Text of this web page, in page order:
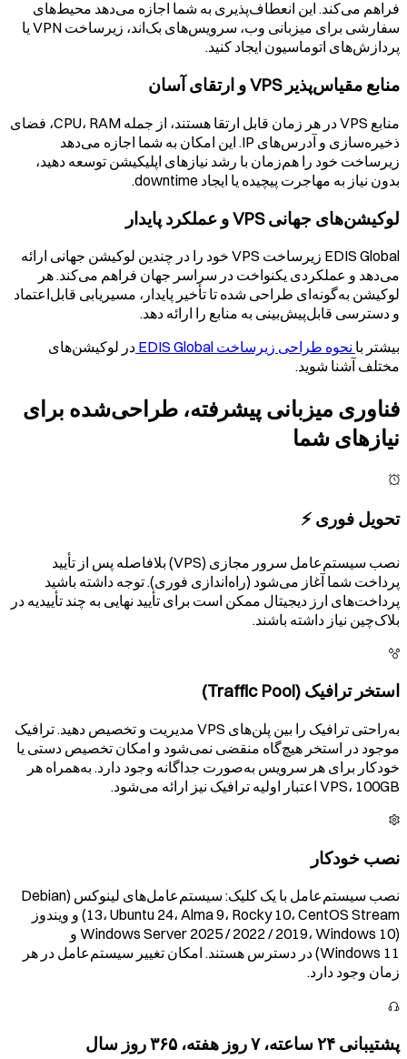
فراهم می‌کند. این انعطاف‌پذیری به شما اجازه می‌دهد محیط‌های
سفارشی برای میزبانی وب، سرویس‌های بک‌اند، زیرساخت VPN یا
پردازش‌های اتوماسیون ایجاد کنید.
منابع مقیاس‌پذیر VPS و ارتقای آسان
منابع VPS در هر زمان قابل ارتقا هستند، از جمله CPU، RAM، فضای
ذخیره‌سازی و آدرس‌های IP. این امکان به شما اجازه می‌دهد
زیرساخت خود را هم‌زمان با رشد نیازهای اپلیکیشن توسعه دهید،
بدون نیاز به مهاجرت پیچیده یا ایجاد downtime.
لوکیشن‌های جهانی VPS و عملکرد پایدار
EDIS Global زیرساخت VPS خود را در چندین لوکیشن جهانی ارائه
می‌دهد و عملکردی یکنواخت در سراسر جهان فراهم می‌کند. هر
لوکیشن به‌گونه‌ای طراحی شده تا تأخیر پایدار، مسیریابی قابل‌اعتماد
و دسترسی قابل‌پیش‌بینی به منابع را ارائه دهد.
بیشتر با نحوه طراحی زیرساخت EDIS Global
در لوکیشن‌های
مختلف آشنا شوید.
فناوری میزبانی پیشرفته، طراحی‌شده برای
نیازهای شما
تحویل فوری ⚡️
نصب سیستم‌عامل سرور مجازی (VPS) بلافاصله پس از تأیید
پرداخت شما آغاز می‌شود (راه‌اندازی فوری). توجه داشته باشید
پرداخت‌های ارز دیجیتال ممکن است برای تأیید نهایی به چند تأییدیه در
بلاک‌چین نیاز داشته باشند.
استخر ترافیک (Traffic Pool)
به‌راحتی ترافیک را بین پلن‌های VPS مدیریت و تخصیص دهید. ترافیک
موجود در استخر هیچ‌گاه منقضی نمی‌شود و امکان تخصیص دستی یا
خودکار برای هر سرویس به‌صورت جداگانه وجود دارد. به‌همراه هر
VPS، 100GB اعتبار اولیه ترافیک نیز ارائه می‌شود.
نصب خودکار
نصب سیستم‌عامل با یک کلیک: سیستم‌عامل‌های لینوکس (Debian
13، Ubuntu 24، Alma 9، Rocky 10، CentOS Stream) و ویندوز
(Windows Server 2025 / 2022 / 2019، Windows 10 و
Windows 11) در دسترس هستند. امکان تغییر سیستم‌عامل در هر
زمان وجود دارد.
پشتیبانی ۲۴ ساعته، ۷ روز هفته، ۳۶۵ روز سال